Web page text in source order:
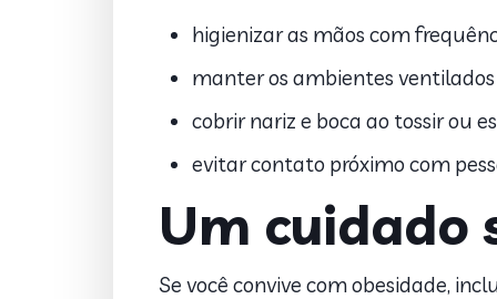
higienizar as mãos com
manter os ambientes ventilados
cobrir nariz e boca ao tossir ou
evitar contato próximo com
Um cuidado
Se você convive com obesidade,